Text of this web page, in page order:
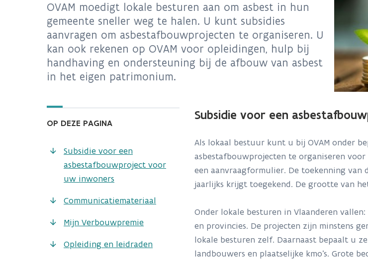
OVAM moedigt lokale besturen aan om asbest in hun
gemeente sneller weg te halen. U kunt subsidies
aanvragen om asbestafbouwprojecten te organiseren. U
kan ook rekenen op OVAM voor opleidingen, hulp bij
handhaving en ondersteuning bij de afbouw van asbest
in het eigen patrimonium.
OP DEZE PAGINA
Subsidie voor een
asbestafbouwproject voor
uw inwoners
Communicatiemateriaal
Mijn Verbouwpremie
Opleiding en leidraden
Subsidie voor een
Als lokaal bestuur kunt u bij OVAM onder
asbestafbouwprojecten te organiseren
een aanvraagformulier. De toekenning van
jaarlijks krijgt toegekend. De grootte van
Onder lokale besturen in Vlaanderen
en provincies. De projecten zijn minstens
lokale besturen zelf. Daarnaast bepaalt u
landbouwers en plaatselijke kmo’s. Grote